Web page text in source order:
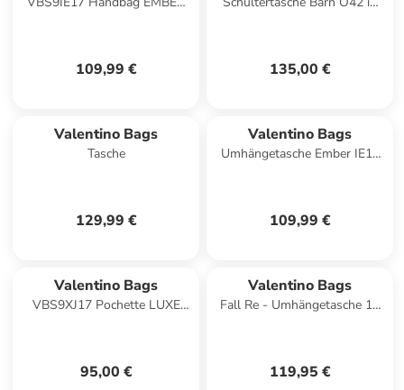
109,99 € 135,00 €
Valentino Bags
Tasche
129,99 €
Valentino Bags
Umhängetasche Ember IE17
109,99 €
Valentino Bags
VBS9XJ17 Pochette LUXE
95,00 €
Valentino Bags
Fall Re - Umhängetasche 19
119,95 €